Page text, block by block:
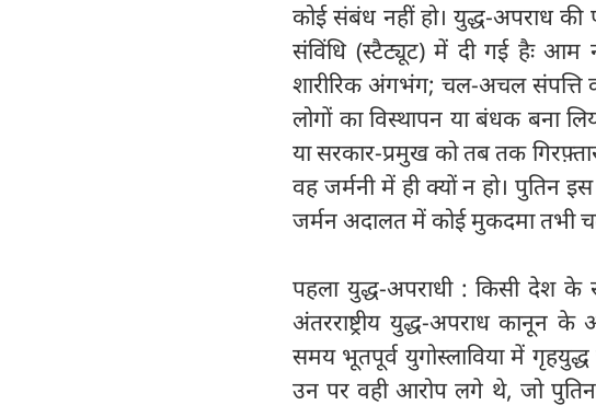
कोई संबंध नहीं हो। युद्ध-अपराध
संविंधि (स्टैट्यूट) में दी गई हैः आम
शारीरिक अंगभंग; चल-अचल संपत्ति
लोगों का विस्थापन या बंधक बना
या सरकार-प्रमुख को तब तक
वह जर्मनी में ही क्यों न हो।
जर्मन अदालत में कोई मुकदमा तभी
पहला युद्ध-अपराधी : किसी देश के
अंतरराष्ट्रीय युद्ध-अपराध
समय भूतपूर्व युगोस्लाविया में गृहयुद्ध
उन पर वही आरोप लगे थे, जो